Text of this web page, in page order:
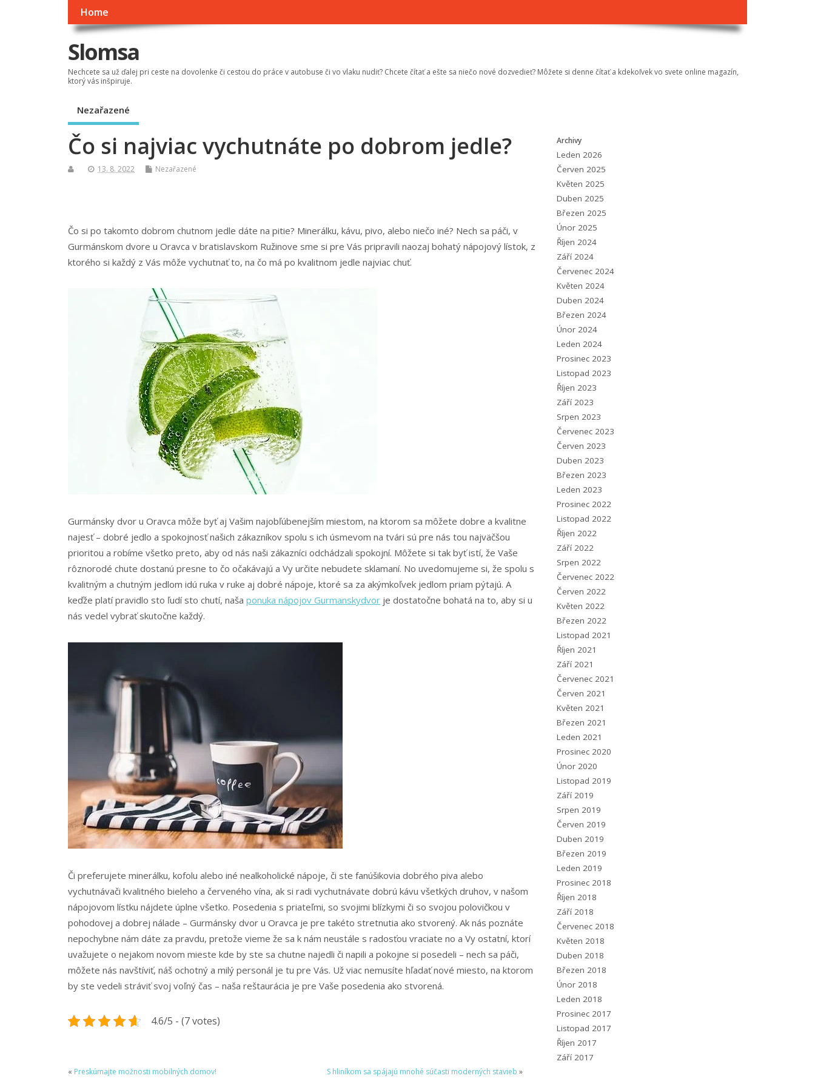
Home
Slomsa
Nechcete sa už ďalej pri ceste na dovolenke či cestou do práce v autobuse či vo vlaku nudiť? Chcete čítať a ešte sa niečo nové dozvedieť? Môžete si denne čítať a kdekoľvek vo svete online magazín,
ktorý vás inšpiruje.
Nezařazené
Čo si najviac vychutnáte po dobrom jedle?
13. 8. 2022 Nezařazené
Čo si po takomto dobrom chutnom jedle dáte na pitie? Minerálku, kávu, pivo, alebo niečo iné? Nech sa páči, v
Gurmánskom dvore u Oravca v bratislavskom Ružinove sme si pre Vás pripravili naozaj bohatý nápojový lístok, z
ktorého si každý z Vás môže vychutnať to, na čo má po kvalitnom jedle najviac chuť.
Gurmánsky dvor u Oravca môže byť aj Vašim najobľúbenejším miestom, na ktorom sa môžete dobre a kvalitne
najesť – dobré jedlo a spokojnosť našich zákazníkov spolu s ich úsmevom na tvári sú pre nás tou najväčšou
prioritou a robíme všetko preto, aby od nás naši zákazníci odchádzali spokojní. Môžete si tak byť istí, že Vaše
rôznorodé chute dostanú presne to čo očakávajú a Vy určite nebudete sklamaní. No uvedomujeme si, že spolu s
kvalitným a chutným jedlom idú ruka v ruke aj dobré nápoje, ktoré sa za akýmkoľvek jedlom priam pýtajú. A
keďže platí pravidlo sto ľudí sto chutí, naša ponuka nápojov Gurmanskydvor je dostatočne bohatá na to, aby si u
nás vedel vybrať skutočne každý.
Či preferujete minerálku, kofolu alebo iné nealkoholické nápoje, či ste fanúšikovia dobrého piva alebo
vychutnávači kvalitného bieleho a červeného vína, ak si radi vychutnávate dobrú kávu všetkých druhov, v našom
nápojovom lístku nájdete úplne všetko. Posedenia s priateľmi, so svojimi blízkymi či so svojou polovičkou v
pohodovej a dobrej nálade – Gurmánsky dvor u Oravca je pre takéto stretnutia ako stvorený. Ak nás poznáte
nepochybne nám dáte za pravdu, pretože vieme že sa k nám neustále s radosťou vraciate no a Vy ostatní, ktorí
uvažujete o nejakom novom mieste kde by ste sa chutne najedli či napili a pokojne si posedeli – nech sa páči,
môžete nás navštíviť, náš ochotný a milý personál je tu pre Vás. Už viac nemusíte hľadať nové miesto, na ktorom
by ste vedeli stráviť svoj voľný čas – naša reštaurácia je pre Vaše posedenia ako stvorená.
4.6/5 - (7 votes)
« Preskúmajte možnosti mobilných domov! S hliníkom sa spájajú mnohé súčasti moderných stavieb »
Archivy
Leden 2026
Červen 2025
Květen 2025
Duben 2025
Březen 2025
Únor 2025
Říjen 2024
Září 2024
Červenec 2024
Květen 2024
Duben 2024
Březen 2024
Únor 2024
Leden 2024
Prosinec 2023
Listopad 2023
Říjen 2023
Září 2023
Srpen 2023
Červenec 2023
Červen 2023
Duben 2023
Březen 2023
Leden 2023
Prosinec 2022
Listopad 2022
Říjen 2022
Září 2022
Srpen 2022
Červenec 2022
Červen 2022
Květen 2022
Březen 2022
Listopad 2021
Říjen 2021
Září 2021
Červenec 2021
Červen 2021
Květen 2021
Březen 2021
Leden 2021
Prosinec 2020
Únor 2020
Listopad 2019
Září 2019
Srpen 2019
Červen 2019
Duben 2019
Březen 2019
Leden 2019
Prosinec 2018
Říjen 2018
Září 2018
Červenec 2018
Květen 2018
Duben 2018
Březen 2018
Únor 2018
Leden 2018
Prosinec 2017
Listopad 2017
Říjen 2017
Září 2017